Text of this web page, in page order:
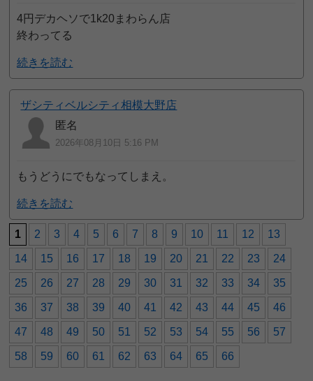
4円デカヘソで1k20まわらん店
終わってる
続きを読む
ザシティベルシティ相模大野店
匿名
2026年08月10日 5:16 PM
もうどうにでもなってしまえ。
続きを読む
1 2 3 4 5 6 7 8 9 10 11 12 13
14 15 16 17 18 19 20 21 22 23 24
25 26 27 28 29 30 31 32 33 34 35
36 37 38 39 40 41 42 43 44 45 46
47 48 49 50 51 52 53 54 55 56 57
58 59 60 61 62 63 64 65 66